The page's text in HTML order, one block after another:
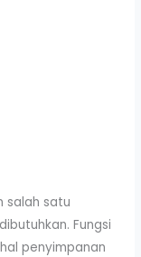
salah satu
Fungsi
penyimpanan